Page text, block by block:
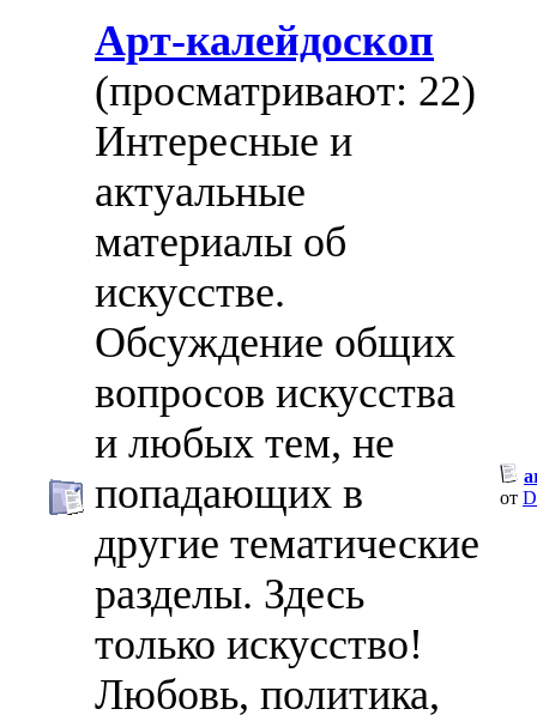
Арт-калейдоскоп
(просматривают: 22)
Интересные и
актуальные
материалы об
искусстве.
Обсуждение общих
вопросов искусства
и любых тем, не
попадающих в
другие тематические
разделы. Здесь
только искусство!
Любовь, политика,
от